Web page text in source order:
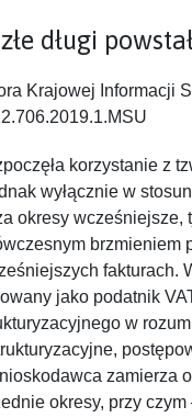
długi
Krajowej Informacji
korzystanie z
wyłącznie w
okresy wcześniejsze,
brzmieniem
fakturach.
jako podatnik
w
zamierza
okresy, przy